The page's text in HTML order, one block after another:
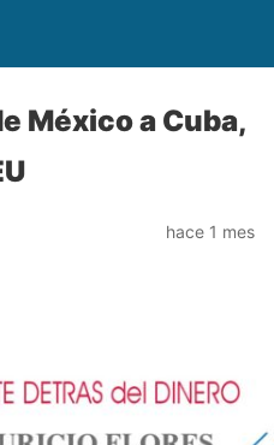
México a Cuba,
hace 1 mes